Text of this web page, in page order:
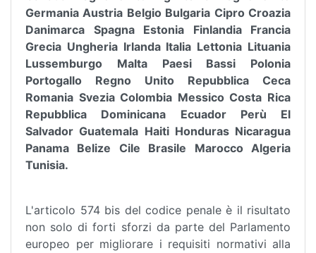
Germania Austria Belgio Bulgaria Cipro Croazia
Danimarca Spagna Estonia Finlandia Francia
Grecia Ungheria Irlanda Italia Lettonia Lituania
Lussemburgo Malta Paesi Bassi Polonia
Portogallo Regno Unito Repubblica Ceca
Romania Svezia Colombia Messico Costa Rica
Repubblica Dominicana Ecuador Perù El
Salvador Guatemala Haiti Honduras Nicaragua
Panama Belize Cile Brasile Marocco Algeria
Tunisia.
L'articolo 574 bis del codice penale è il risultato
non solo di forti sforzi da parte del Parlamento
europeo per migliorare i requisiti normativi alla